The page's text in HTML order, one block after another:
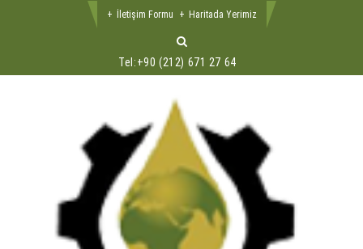
Tel:+90 (212) 671 27 64
İletişim Formu Haritada Yerimiz